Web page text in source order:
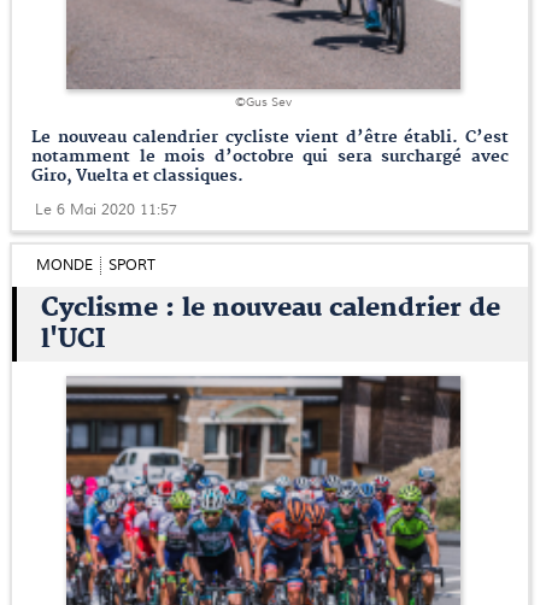
©Gus Sev
Le nouveau calendrier cycliste vient d’être établi. C’est
notamment le mois d’octobre qui sera surchargé avec
Giro, Vuelta et classiques.
Le 6 Mai 2020 11:57
MONDE SPORT
Cyclisme : le nouveau calendrier de
l'UCI